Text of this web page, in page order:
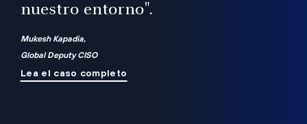
nuestro entorno".
Mukesh Kapadia,
Global Deputy CISO
Lea el caso completo